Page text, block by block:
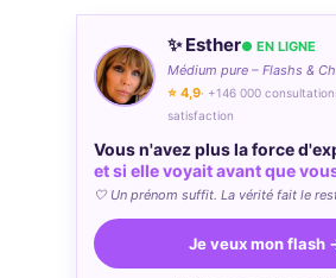
✨ Esther● EN LIGNE
Médium pure – Flashs &
⭐ 4,9· +146 000
satisfaction
Vous n'avez plus la force
et si elle voyait avant que
🤍 Un prénom suffit. La vérité fait le
Je veux mon flash